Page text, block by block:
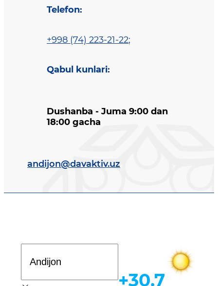
Telefon:
+998 (74) 223-21-22;
Qabul kunlari:
Dushanba - Juma 9:00 dan
18:00 gacha
andijon@davaktiv.uz
+30.7